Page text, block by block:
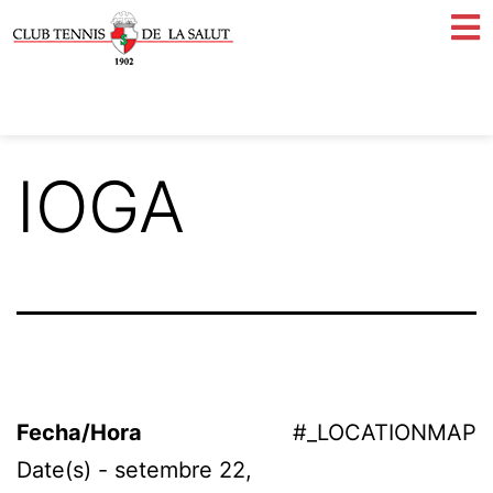
IOGA
#_LOCATIONMAP
Fecha/Hora
Date(s) - setembre 22,